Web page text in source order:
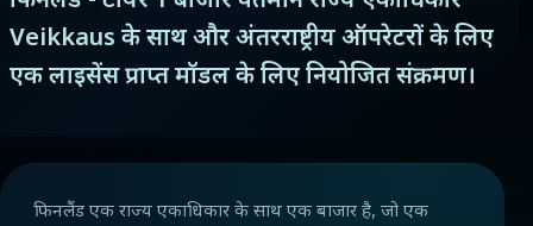
Veikkaus के साथ और अंतरराष्ट्रीय ऑपरेटरों के लिए
एक लाइसेंस प्राप्त मॉडल के लिए नियोजित संक्रमण।
फिनलैंड एक राज्य एकाधिकार के साथ एक बाजार है, जो एक